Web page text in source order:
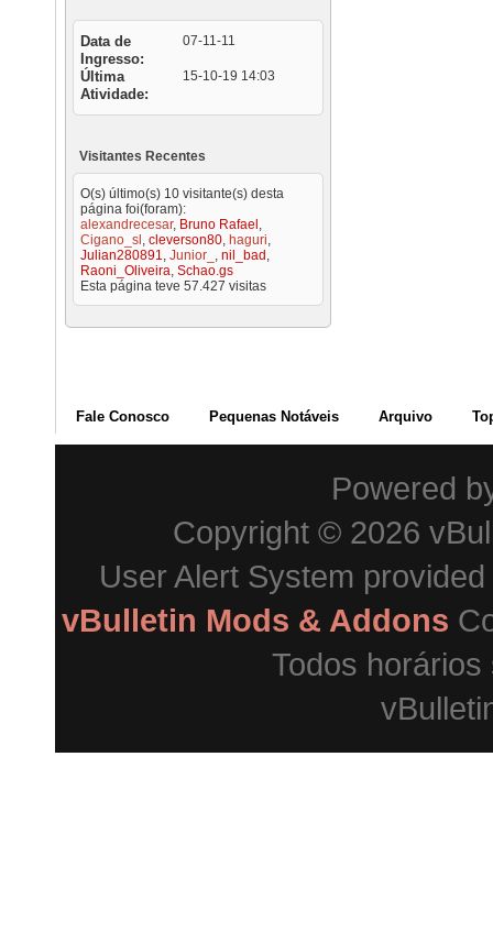
Data de
Ingresso
07-11-11
Última
Atividade
15-10-19 14:03
Visitantes Recentes
O(s) último(s) 10 visitante(s) desta
página foi(foram):
alexandrecesar, Bruno Rafael ,
Cigano_sl , cleverson80, haguri,
Julian280891, Junior_ , nil_bad ,
Raoni_Oliveira, Schao.gs
Esta página teve 57.427 visitas
Fale Conosco Pequenas Notáveis Arquivo
Powered
Copyright © 2026
User Alert System
vBulletin Mods & Addons
Todos